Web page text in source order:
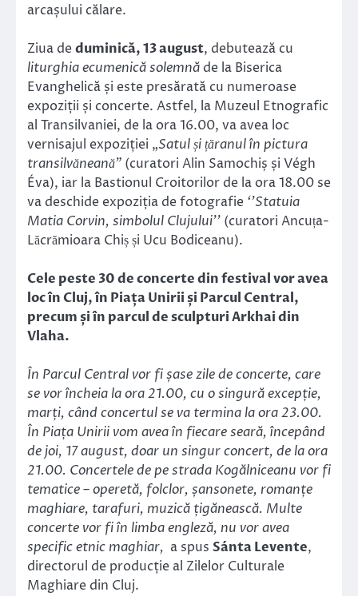
arcașului călare.
Ziua deduminică, 13 august, debutează cu
liturghia ecumenică solemnă de la Biserica
Evanghelică și este presărată cu numeroase
expoziții și concerte. Astfel, la Muzeul Etnografic
al Transilvaniei, de la ora 16.00, va avea loc
vernisajul expoziției „Satul și țăranul în pictura
transilvăneană” (curatori Alin Samochiș și Végh
Éva), iar la Bastionul Croitorilor de la ora 18.00 se
va deschide expoziția de fotografie ‘’Statuia
Matia Corvin, simbolul Clujului’’ (curatori Ancuța-
Lăcrămioara Chiș și Ucu Bodiceanu).
Cele peste 30 de concerte din festival vor avea
loc în Cluj, în Piața Unirii și Parcul Central,
precum și în parcul de sculpturi Arkhai din
Vlaha.
În Parcul Central vor fi șase zile de concerte, care
se vor încheia la ora 21.00, cu o singură excepție,
marți, când concertul se va termina la ora 23.00.
În Piața Unirii vom avea în fiecare seară, începând
de joi, 17 august, doar un singur concert, de la ora
21.00. Concertele de pe strada Kogălniceanu vor fi
tematice – operetă, folclor, șansonete, romanțe
maghiare, tarafuri, muzică țigănească. Multe
concerte vor fi în limba engleză, nu vor avea
specific etnic maghiar, a spus SántaLevente,
directorul de producție al Zilelor Culturale
Maghiare din Cluj.